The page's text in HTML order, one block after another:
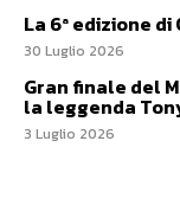
La 6ª edizione
30 Luglio 2026
Gran finale del
la leggenda
3 Luglio 2026